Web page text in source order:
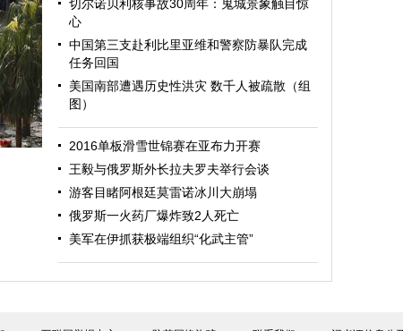
切尔诺贝利核事故30周年：鬼城景象触目惊
心
中国第三支赴利比里亚维和警察防暴队完成
任务回国
美国南部遭遇历史性洪灾 数千人被疏散（组
图）
2016单板滑雪世锦赛在亚布力开赛
王毅与俄罗斯外长拉夫罗夫举行会谈
游客目睹阿根廷莫雷诺冰川大崩塌
俄罗斯一火药厂爆炸致2人死亡
美军在伊抓获极端组织“化武主管”